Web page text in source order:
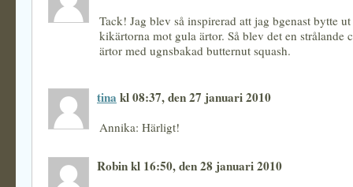
Tack! Jag blev så inspirerad att jag bgenast bytte
kikärtorna mot gula ärtor. Så blev det en strålande
ärtor med ugnsbakad butternut squash.
tina kl 08:37, den 27 januari 2010
Annika: Härligt!
Robin kl 16:50, den 28 januari 2010